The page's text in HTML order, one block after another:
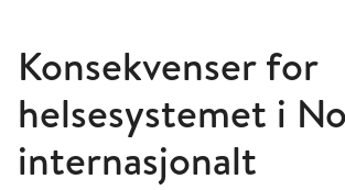
Konsekvenser for
helsesystemet i
internasjonalt